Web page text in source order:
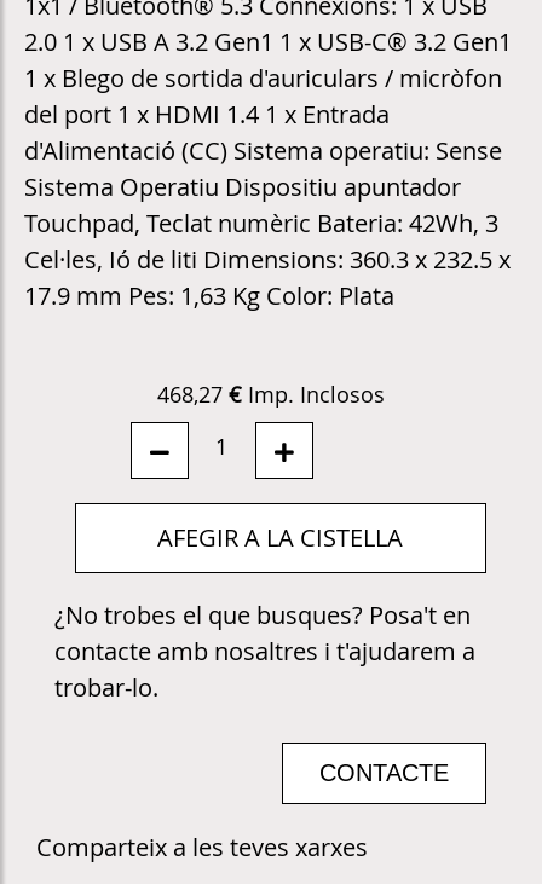
2.0 1 x USB A 3.2 Gen1 1 x USB-C® 3.2 Gen1
1 x Blego de sortida d'auriculars / micròfon
del port 1 x HDMI 1.4 1 x Entrada
d'Alimentació (CC) Sistema operatiu: Sense
Sistema Operatiu Dispositiu apuntador
Touchpad, Teclat numèric Bateria: 42Wh, 3
Cel·les, Ió de liti Dimensions: 360.3 x 232.5 x
17.9 mm Pes: 1,63 Kg Color: Plata
468,27 € Imp. Inclosos
1
AFEGIR A LA CISTELLA
¿No trobes el que busques? Posa't en
contacte amb nosaltres i t'ajudarem a
trobar-lo.
CONTACTE
Comparteix a les teves xarxes